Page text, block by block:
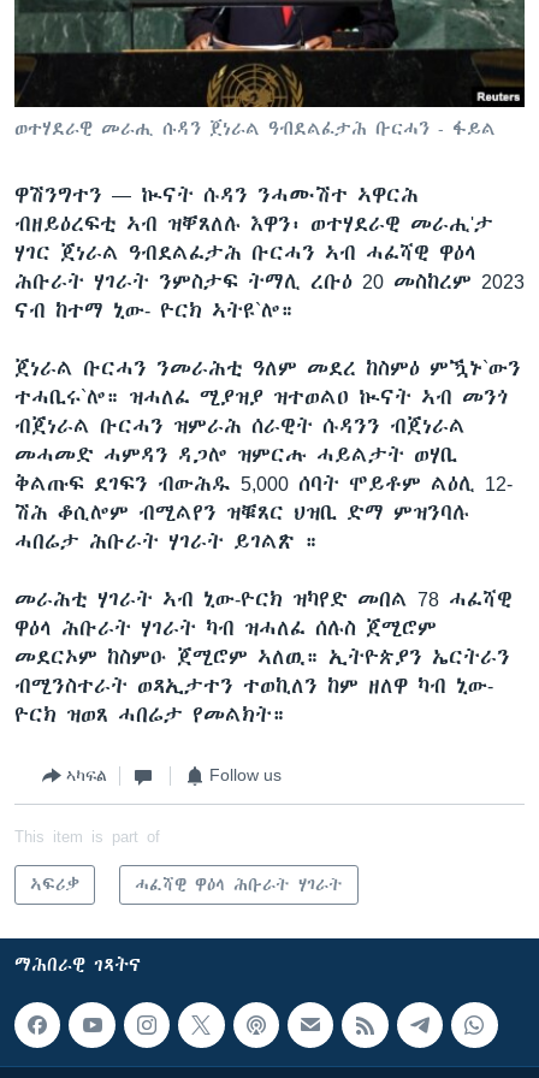
ቂሔ ጽልሚ
ቋንቋታት
ወተሃደራዊ መራሒ ሱዳን ጀነራል ዓብደልፈታሕ ቡርሓን - ፋይል
ዋሽንግተን — ኲናት ሱዳን ንሓሙሽተ ኣዋርሕ
ብዘይዕረፍቲ ኣብ ዝቐጸለሉ እዋን፡ ወተሃደራዊ መራሒ'ታ
ሃገር ጀነራል ዓብደልፈታሕ ቡርሓን ኣብ ሓፈሻዊ ዋዕላ
ሕቡራት ሃገራት ንምስታፍ ትማሊ ረቡዕ 20 መስከረም 2023
ናብ ከተማ ኒው- ዮርክ ኣትዩ`ሎ።
ጀነራል ቡርሓን ንመራሕቲ ዓለም መደረ ከስምዕ ምዃኑ`ውን
ተሓቢሩ`ሎ። ዝሓለፈ ሚያዝያ ዝተወልዐ ኲናት ኣብ መንጎ
ብጀነራል ቡርሓን ዝምራሕ ሰራዊት ሱዳንን ብጀነራል
መሓመድ ሓምዳን ዳጋሎ ዝምርሑ ሓይልታት ወሃቢ
ቅልጡፍ ደገፍን ብውሕዱ 5,000 ሰባት ሞይቶም ልዕሊ 12-
ሽሕ ቆሲሎም ብሚልየን ዝቑጸር ህዝቢ ድማ ምዝንባሉ
ሓበሬታ ሕቡራት ሃገራት ይገልጽ ።
መራሕቲ ሃገራት ኣብ ኒው-ዮርክ ዝካየድ መበል 78 ሓፈሻዊ
ዋዕላ ሕቡራት ሃገራት ካብ ዝሓለፈ ሰሉስ ጀሚሮም
መደርኦም ከስምዑ ጀሚሮም ኣለዉ። ኢትዮጵያን ኤርትራን
ብሚንስተራት ወጻኢታተን ተወኪለን ከም ዘለዋ ካብ ኒው-
ዮርክ ዝወጸ ሓበሬታ የመልክት።
ኣካፍል Follow us
This item is part of
ኣፍሪቃ ሓፈሻዊ ዋዕላ ሕቡራት ሃገራት
ማሕበራዊ ገጻትና